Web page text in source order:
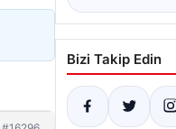
Bizi Takip Edin